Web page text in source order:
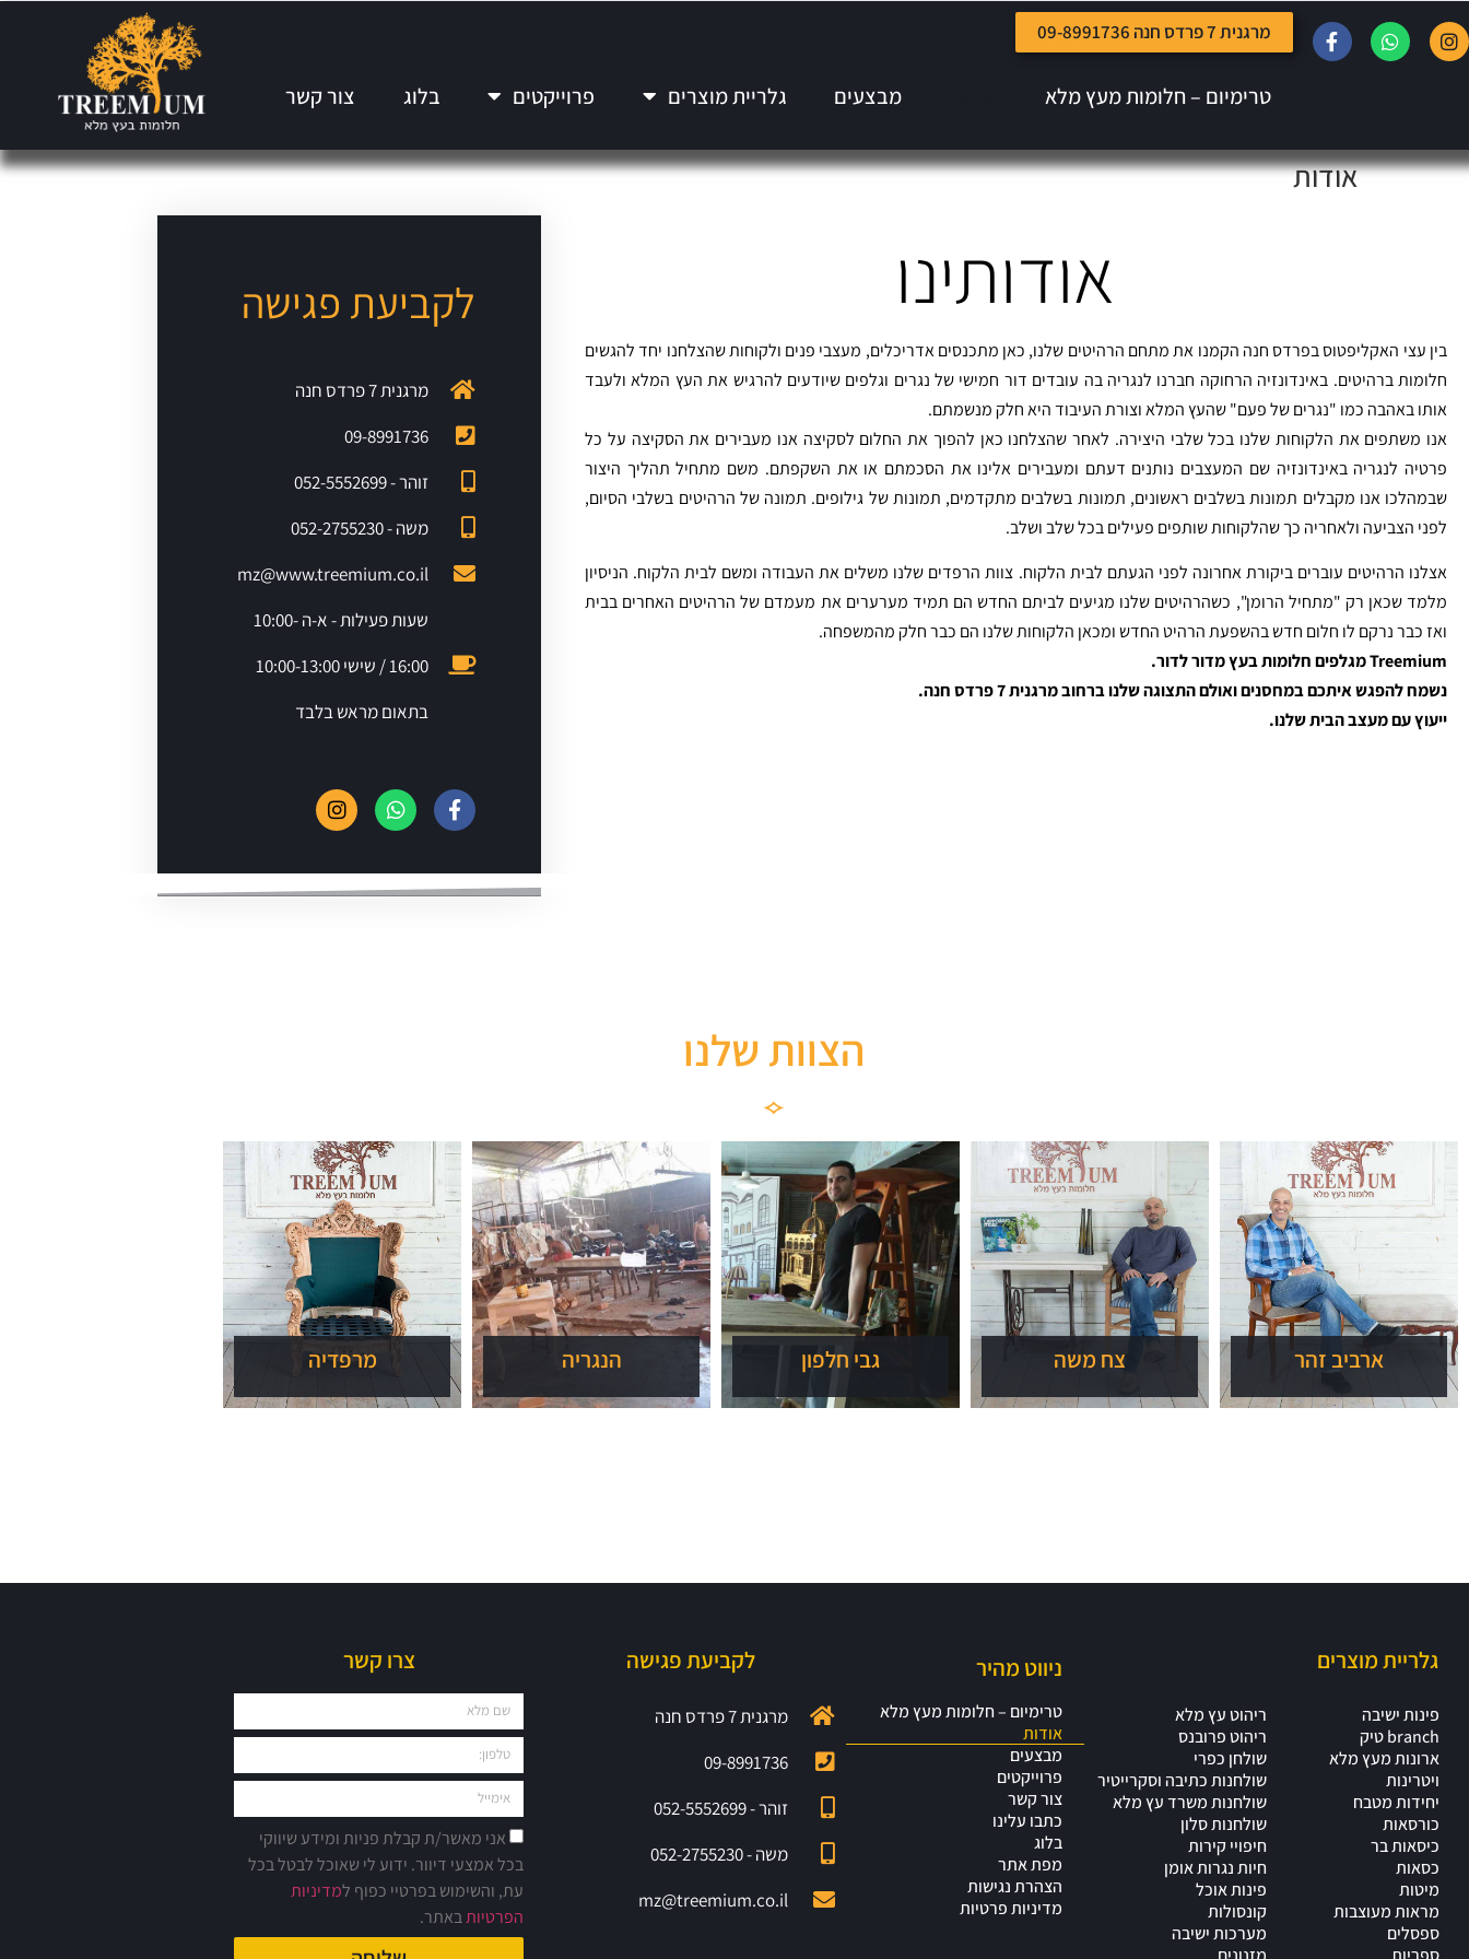
מרגנית 7 פרדס חנה 09-8991736
טרימיום – חלומות מעץ מלא מבצעים גלריית מוצרים פרוייקטים בלוג צור קשר
אודות
אודותינו
בין עצי האקליפטוס בפרדס חנה הקמנו את מתחם הרהיטים שלנו, כאן מתכנסים אדריכלים, מעצבי פנים ולקוחות שהצלחנו יחד להגשים
חלומות ברהיטים. באינדונזיה הרחוקה חברנו לנגריה בה עובדים דור חמישי של נגרים וגלפים שיודעים להרגיש את העץ המלא ולעבד
אותו באהבה כמו "נגרים של פעם" שהעץ המלא וצורת העיבוד היא חלק מנשמתם.
אנו משתפים את הלקוחות שלנו בכל שלבי היצירה. לאחר שהצלחנו כאן להפוך את החלום לסקיצה אנו מעבירים את הסקיצה על כל
פרטיה לנגריה באינדונזיה שם המעצבים נותנים דעתם ומעבירים אלינו את הסכמתם או את השקפתם. משם מתחיל תהליך היצור
שבמהלכו אנו מקבלים תמונות בשלבים ראשונים, תמונות בשלבים מתקדמים, תמונות של גילופים. תמונה של הרהיטים בשלבי הסיום,
לפני הצביעה ולאחריה כך שהלקוחות שותפים פעילים בכל שלב ושלב.
אצלנו הרהיטים עוברים ביקורת אחרונה לפני הגעתם לבית הלקוח. צוות הרפדים שלנו משלים את העבודה ומשם לבית הלקוח. הניסיון
מלמד שכאן רק "מתחיל הרומן", כשהרהיטים שלנו מגיעים לביתם החדש הם תמיד מערערים את מעמדם של הרהיטים האחרים בבית
ואז כבר נרקם לו חלום חדש בהשפעת הרהיט החדש ומכאן הלקוחות שלנו הם כבר חלק מהמשפחה.
Treemium מגלפים חלומות בעץ מדור לדור.
נשמח להפגש איתכם במחסנים ואולם התצוגה שלנו ברחוב מרגנית 7 פרדס חנה.
ייעוץ עם מעצב הבית שלנו.
לקביעת פגישה
מרגנית 7 פרדס חנה
09-8991736
זוהר - 052-5552699
משה - 052-2755230
mz@www.treemium.co.il
שעות פעילות - א-ה 10:00-
16:00 / שישי 10:00-13:00
בתאום מראש בלבד
הצוות שלנו
ארביב זהר צח משה גבי חלפון הנגריה מרפדיה
גלריית מוצרים
פינות ישיבה
branch טיק
ארונות מעץ מלא
ויטרינות
יחידות מטבח
כורסאות
כיסאות בר
כסאות
מיטות
מראות מעוצבות
ספסלים
ריהוט עץ מלא
ריהוט פרובנס
שולחן כפרי
שולחנות כתיבה וסקרייטיר
שולחנות משרד עץ מלא
שולחנות סלון
חיפויי קירות
חיות נגרות אומן
פינות אוכל
קונסולות
מערכות ישיבה
ניווט מהיר
טרימיום – חלומות מעץ מלא
אודות
מבצעים
פרוייקטים
צור קשר
כתבו עלינו
בלוג
מפת אתר
הצהרת נגישות
מדיניות פרטיות
לקביעת פגישה
מרגנית 7 פרדס חנה
09-8991736
זוהר - 052-5552699
משה - 052-2755230
mz@treemium.co.il
צרו קשר
אני מאשר/ת קבלת פניות ומידע שיווקי
בכל אמצעי דיוור. ידוע לי שאוכל לבטל בכל
עת, והשימוש בפרטיי כפוף למדיניות
הפרטיותבאתר.